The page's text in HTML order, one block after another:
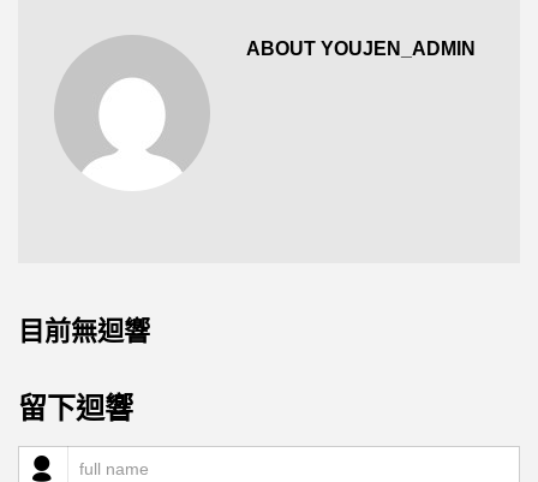
ABOUT YOUJEN_ADMIN
目前無迴響
留下迴響